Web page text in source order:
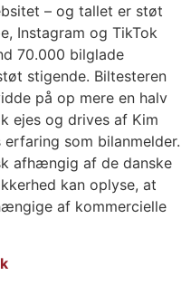
– og tallet er støt
Instagram og TikTok
70.000 bilglade
stigende. Biltesteren
på op mere en halv
ejes og drives af Kim
som bilanmelder.
afhængig af de danske
kan oplyse, at
af kommercielle